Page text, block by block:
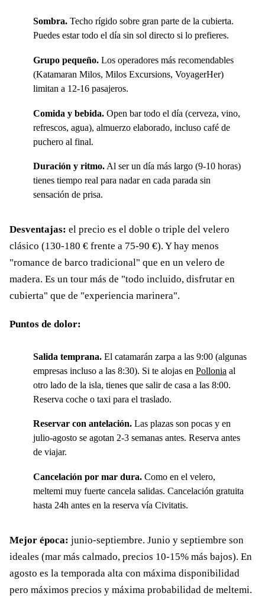
Sombra. Techo rígido sobre gran parte de la cubierta.
Puedes estar todo el día sin sol directo si lo prefieres.
Grupo pequeño. Los operadores más recomendables
(Katamaran Milos, Milos Excursions, VoyagerHer)
limitan a 12-16 pasajeros.
Comida y bebida. Open bar todo el día (cerveza, vino,
refrescos, agua), almuerzo elaborado, incluso café de
puchero al final.
Duración y ritmo. Al ser un día más largo (9-10 horas)
tienes tiempo real para nadar en cada parada sin
sensación de prisa.
Desventajas: el precio es el doble o triple del velero
clásico (130-180 € frente a 75-90 €). Y hay menos
"romance de barco tradicional" que en un velero de
madera. Es un tour más de "todo incluido, disfrutar en
cubierta" que de "experiencia marinera".
Puntos de dolor:
Salida temprana. El catamarán zarpa a las 9:00 (algunas
empresas incluso a las 8:30). Si te alojas en Pollonia al
otro lado de la isla, tienes que salir de casa a las 8:00.
Reserva coche o taxi para el traslado.
Reservar con antelación. Las plazas son pocas y en
julio-agosto se agotan 2-3 semanas antes. Reserva antes
de viajar.
Cancelación por mar dura. Como en el velero,
meltemi muy fuerte cancela salidas. Cancelación gratuita
hasta 24h antes en la reserva vía Civitatis.
Mejor época: junio-septiembre. Junio y septiembre son
ideales (mar más calmado, precios 10-15% más bajos). En
agosto es la temporada alta con máxima disponibilidad
pero máximos precios y máxima probabilidad de meltemi.